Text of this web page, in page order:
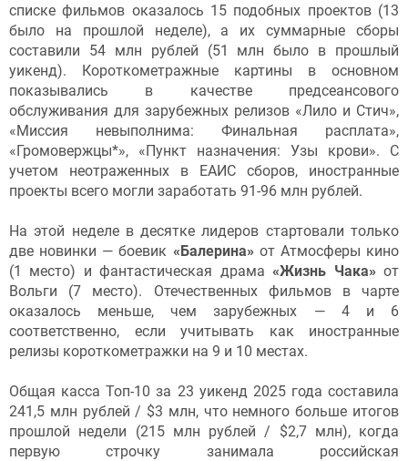
списке фильмов оказалось 15 подобных проектов (13
было на прошлой неделе), а их суммарные сборы
составили 54 млн рублей (51 млн было в прошлый
уикенд). Короткометражные картины в основном
показывались в качестве предсеансового
обслуживания для зарубежных релизов «Лило и Стич»,
«Миссия невыполнима: Финальная расплата»,
«Громовержцы*», «Пункт назначения: Узы крови». С
учетом неотраженных в ЕАИС сборов, иностранные
проекты всего могли заработать 91-96 млн рублей.
На этой неделе в десятке лидеров стартовали только
две новинки — боевик «Балерина» от Атмосферы кино
(1 место) и фантастическая драма«Жизнь Чака» от
Вольги (7 место). Отечественных фильмов в чарте
оказалось меньше, чем зарубежных — 4 и 6
соответственно, если учитывать как иностранные
релизы короткометражки на 9 и 10 местах.
Общая касса Топ-10 за 23 уикенд 2025 года составила
241,5 млн рублей / $3 млн, что немного больше итогов
прошлой недели (215 млн рублей / $2,7 млн), когда
первую строчку занимала российская